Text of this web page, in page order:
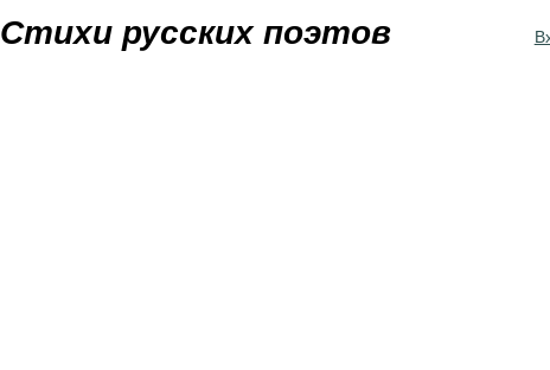
Стихи русских поэтов